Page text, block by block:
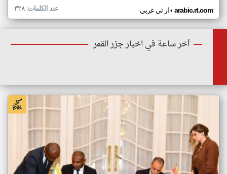
ار تي عربي• arabic.rt.com عدد الكلمات: ٣٢٨
أخر ساعة في اخبار جزر القمر